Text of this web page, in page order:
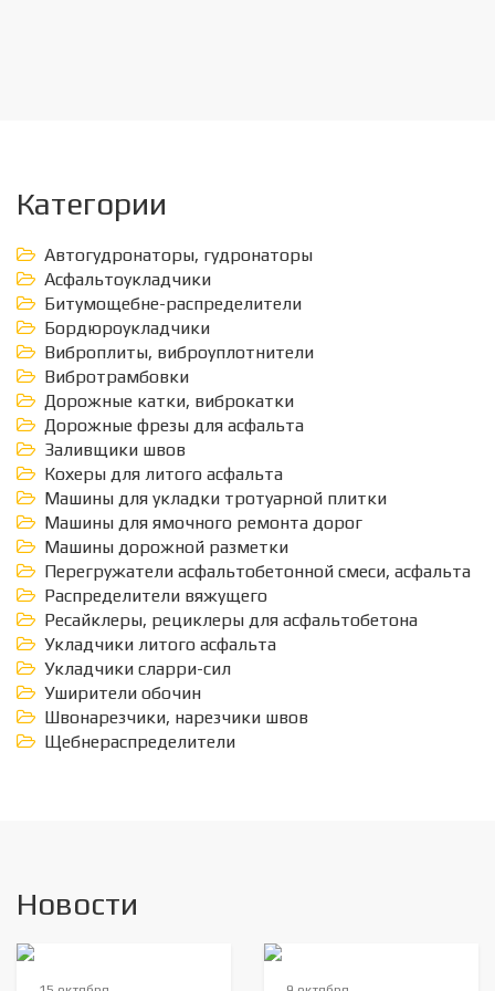
Категории
Автогудронаторы, гудронаторы
Асфальтоукладчики
Битумощебне-распределители
Бордюроукладчики
Виброплиты, виброуплотнители
Вибротрамбовки
Дорожные катки, виброкатки
Дорожные фрезы для асфальта
Заливщики швов
Кохеры для литого асфальта
Машины для укладки тротуарной плитки
Машины для ямочного ремонта дорог
Машины дорожной разметки
Перегружатели асфальтобетонной смеси, асфальта
Распределители вяжущего
Ресайклеры, рециклеры для асфальтобетона
Укладчики литого асфальта
Укладчики сларри-сил
Уширители обочин
Швонарезчики, нарезчики швов
Щебнераспределители
Новости